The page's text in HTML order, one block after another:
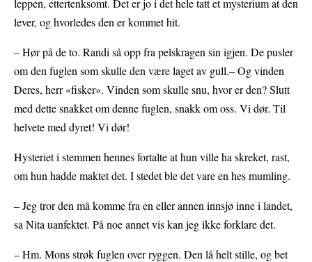
lever, og hvorledes den er kommet hit.
– Hør på de to. Randi så opp fra pelskragen sin igjen. De pusler
om den fuglen som skulle den være laget av gull.– Og vinden
Deres, herr «fisker». Vinden som skulle snu, hvor er den? Slutt
med dette snakket om denne fuglen, snakk om oss. Vi dør. Til
helvete med dyret! Vi dør!
Hysteriet i stemmen hennes fortalte at hun ville ha skreket, rast,
om hun hadde maktet det. I stedet ble det vare en hes mumling.
– Jeg tror den må komme fra en eller annen innsjø inne i landet,
sa Nita uanfektet. På noe annet vis kan jeg ikke forklare det.
– Hm. Mons strøk fuglen over ryggen. Den lå helt stille, og bet